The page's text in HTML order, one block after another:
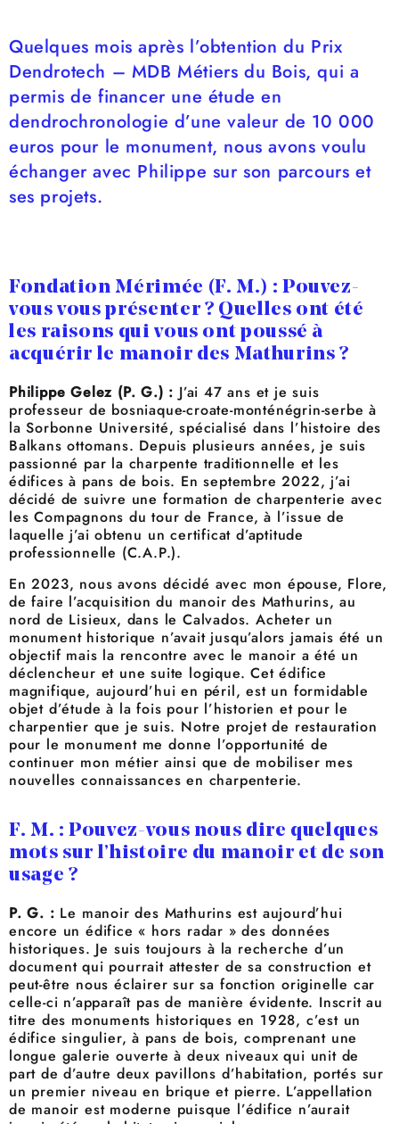
Quelques mois après l’obtention du Prix
Dendrotech – MDB Métiers du Bois, qui a
permis de financer une étude en
dendrochronologie d’une valeur de 10 000
euros pour le monument, nous avons voulu
échanger avec Philippe sur son parcours et
ses projets.
Fondation Mérimée (F. M.) : Pouvez-
vous vous présenter ? Quelles ont été
les raisons qui vous ont poussé à
acquérir le manoir des Mathurins ?
Philippe Gelez (P. G.) : J’ai 47 ans et je suis
professeur de bosniaque-croate-monténégrin-serbe à
la Sorbonne Université, spécialisé dans l’histoire des
Balkans ottomans. Depuis plusieurs années, je suis
passionné par la charpente traditionnelle et les
édifices à pans de bois. En septembre 2022, j’ai
décidé de suivre une formation de charpenterie avec
les Compagnons du tour de France, à l’issue de
laquelle j’ai obtenu un certificat d’aptitude
professionnelle (C.A.P.).
En 2023, nous avons décidé avec mon épouse, Flore,
de faire l’acquisition du manoir des Mathurins, au
nord de Lisieux, dans le Calvados. Acheter un
monument historique n’avait jusqu’alors jamais été un
objectif mais la rencontre avec le manoir a été un
déclencheur et une suite logique. Cet édifice
magnifique, aujourd’hui en péril, est un formidable
objet d’étude à la fois pour l’historien et pour le
charpentier que je suis. Notre projet de restauration
pour le monument me donne l’opportunité de
continuer mon métier ainsi que de mobiliser mes
nouvelles connaissances en charpenterie.
F. M. : Pouvez-vous nous dire quelques
mots sur l’histoire du manoir et de son
usage ?
P. G. : Le manoir des Mathurins est aujourd’hui
encore un édifice « hors radar » des données
historiques. Je suis toujours à la recherche d’un
document qui pourrait attester de sa construction et
peut-être nous éclairer sur sa fonction originelle car
celle-ci n’apparaît pas de manière évidente. Inscrit au
titre des monuments historiques en 1928, c’est un
édifice singulier, à pans de bois, comprenant une
longue galerie ouverte à deux niveaux qui unit de
part de d’autre deux pavillons d’habitation, portés sur
un premier niveau en brique et pierre. L’appellation
de manoir est moderne puisque l’édifice n’aurait